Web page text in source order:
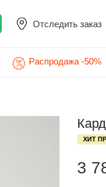
Отследить заказ
Распродажа -50%
ХИТ
3